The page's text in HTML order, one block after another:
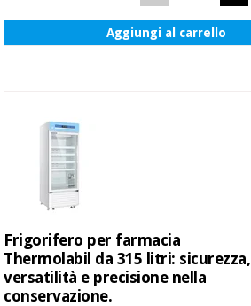
Aggiungi al carrello
Frigorifero per farmacia
Thermolabil da 315 litri: sicurezza,
versatilità e precisione nella
conservazione.